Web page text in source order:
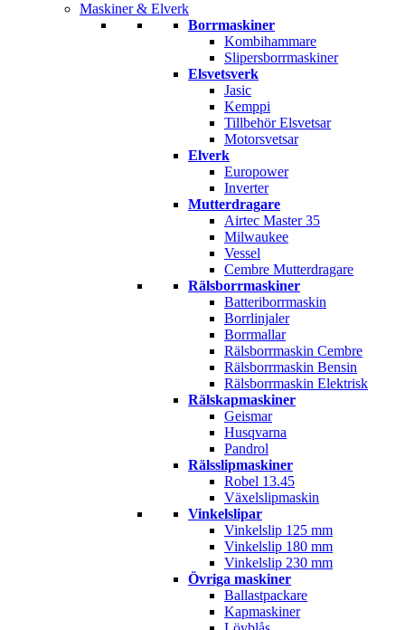
Maskiner & Elverk
Borrmaskiner
Kombihammare
Slipersborrmaskiner
Elsvetsverk
Jasic
Kemppi
Tillbehör Elsvetsar
Motorsvetsar
Elverk
Europower
Inverter
Mutterdragare
Airtec Master 35
Milwaukee
Vessel
Cembre Mutterdragare
Rälsborrmaskiner
Batteriborrmaskin
Borrlinjaler
Borrmallar
Rälsborrmaskin Cembre
Rälsborrmaskin Bensin
Rälsborrmaskin Elektrisk
Rälskapmaskiner
Geismar
Husqvarna
Pandrol
Rälsslipmaskiner
Robel 13.45
Växelslipmaskin
Vinkelslipar
Vinkelslip 125 mm
Vinkelslip 180 mm
Vinkelslip 230 mm
Övriga maskiner
Ballastpackare
Kapmaskiner